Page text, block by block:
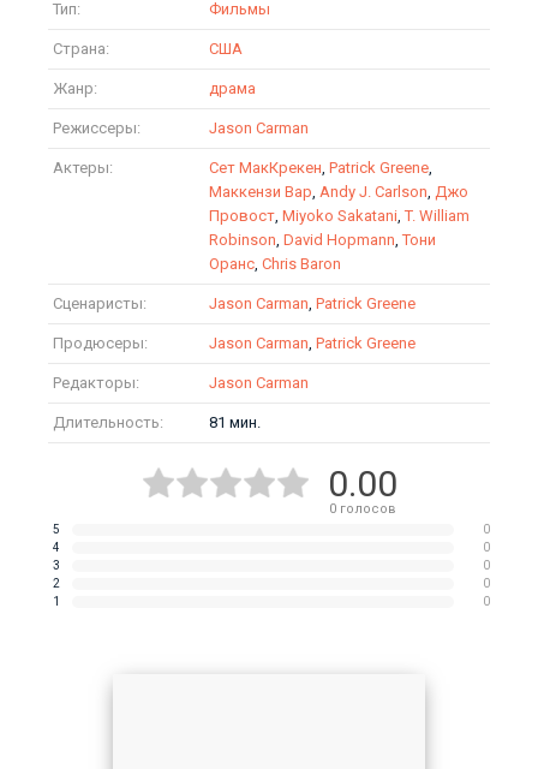
Тип: Фильмы
Страна: США
Жанр: драма
Режиссеры: Jason Carman
Актеры: Сет МакКрекен, Patrick Greene,
Маккензи Вар, Andy J. Carlson, Джо
Провост, Miyoko Sakatani,T. William
Robinson, David Hopmann,Тони
Оранс, Chris Baron
Сценаристы: Jason Carman, Patrick Greene
Продюсеры: Jason Carman, Patrick Greene
Редакторы: Jason Carman
Длительность: 81 мин.
0.00
0голосов
5
0
4
0
3
0
2
0
1
0